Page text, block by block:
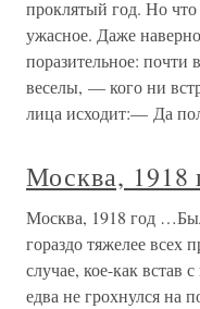
проклятый год. Но
ужасное. Даже
поразительное: почти
веселы, — кого ни
лица исходит:— Да
Москва, 1918
Москва, 1918 год
гораздо тяжелее всех
случае, кое-как встав
едва не грохнулся на